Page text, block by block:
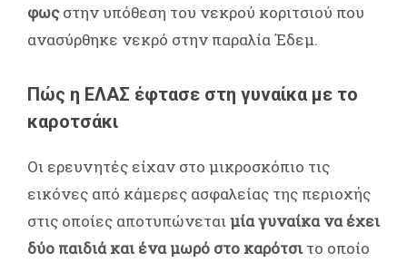
φωςστην υπόθεση του νεκρού κοριτσιού που
ανασύρθηκε νεκρό στην παραλία Έδεμ.
Πώς η ΕΛΑΣ έφτασε στη γυναίκα με το
καροτσάκι
Οι ερευνητές είχαν στο μικροσκόπιο τις
εικόνες από κάμερες ασφαλείας της περιοχής
στις οποίες αποτυπώνεταιμία γυναίκα να έχει
δύο παιδιά και ένα μωρό στο καρότσι το οποίο